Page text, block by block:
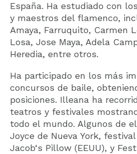
España. Ha estudiado con
y maestros del flamenco,
Amaya, Farruquito, Carmen
Losa, Jose Maya, Adela
Heredia, entre otros.
Ha participado en los más
concursos de baile,
posiciones. Illeana ha
teatros y festivales
todo el mundo. Algunos de
Joyce de Nueva York,
Jacob‘s Pillow (EEUU), y